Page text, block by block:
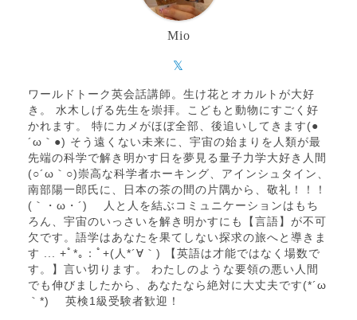
Mio
ワールドトーク英会話講師。生け花とオカルトが大好
き。 水木しげる先生を崇拝。こどもと動物にすごく好
かれます。 特にカメがほぼ全部、後追いしてきます(●
´ω｀●) そう遠くない未来に、宇宙の始まりを人類が最
先端の科学で解き明かす日を夢見る量子力学大好き人間
(○´ω｀○)崇高な科学者ホーキング、アインシュタイン、
南部陽一郎氏に、日本の茶の間の片隅から、敬礼！！！
(｀・ω・´)ゝ 人と人を結ぶコミュニケーションはもち
ろん、宇宙のいっさいを解き明かすにも【言語】が不可
欠です。語学はあなたを果てしない探求の旅へと導きま
す ... +ﾟ*｡：ﾟ+(人*´∀｀) 【英語は才能ではなく場数で
す。】言い切ります。 わたしのような要領の悪い人間
でも伸びましたから、あなたなら絶対に大丈夫です(*´ω
｀*) 英検1級受験者歓迎！